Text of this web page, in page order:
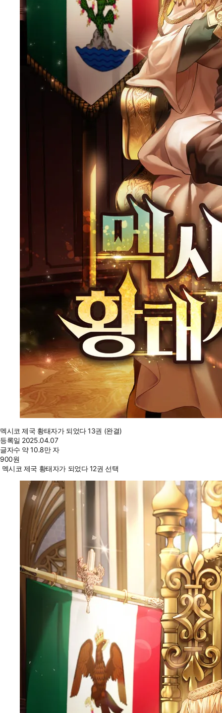
멕시코 제국 황태자가 되었다 13권 (완결)
등록일 2025.04.07
글자수 약 10.8만 자
900원
멕시코 제국 황태자가 되었다 12권 선택